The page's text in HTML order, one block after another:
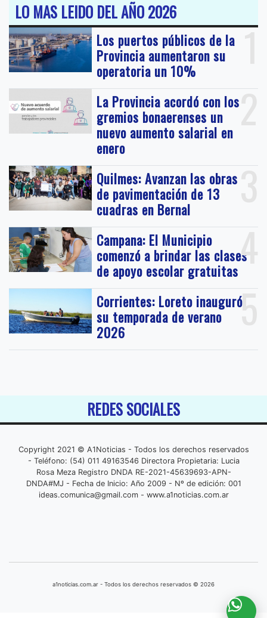
LO MAS LEIDO DEL AÑO 2026
1
Los puertos públicos de la
Provincia aumentaron su
operatoria un 10%
2
La Provincia acordó con los
gremios bonaerenses un
nuevo aumento salarial en
enero
3
Quilmes: Avanzan las obras
de pavimentación de 13
cuadras en Bernal
4
Campana: El Municipio
comenzó a brindar las clases
de apoyo escolar gratuitas
5
Corrientes: Loreto inauguró
su temporada de verano
2026
REDES SOCIALES
Copyright 2021 © A1Noticias - Todos los derechos reservados
- Teléfono: (54) 011 49163546 Directora Propietaria: Lucia
Rosa Meza Registro DNDA RE-2021-45639693-APN-
DNDA#MJ - Fecha de Inicio: Año 2009 - Nº de edición: 001
ideas.comunica@gmail.com- www.a1noticias.com.ar
a1noticias.com.ar - Todos los derechos reservados © 2026